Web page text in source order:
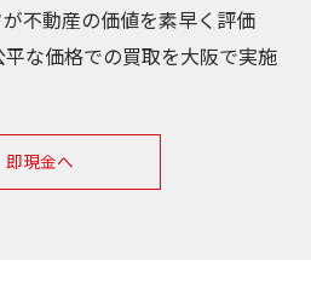
不動産の価値を素早く評価
な価格での買取を大阪で実施
即現金へ